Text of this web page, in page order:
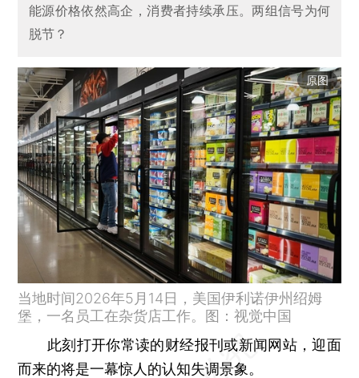
019年，图兹入选《外交政策》杂志“全球百大思想家”。
能源价格依然高企，消费者持续承压。两组信号为何
脱节？
原图
当地时间2026年5月14日，美国伊利诺伊州绍姆
堡，一名员工在杂货店工作。图：视觉中国
此刻打开你常读的财经报刊或新闻网站，迎面
而来的将是一幕惊人的认知失调景象。